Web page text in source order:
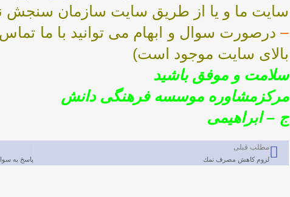
سایت ما و یا از طریق سایت سازمان سنجش
–درصورت سوال و ابهام می توانید با ما
بالای سایت موجود است)
سلامت و موفق باشید
مرکزمشاوره موسسه فرهنگی دانش
ج – ابراهیمی
مطلب قبلی
لزوم كاهش مصرف نمك